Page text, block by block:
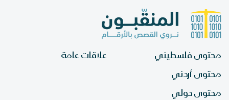
محتوى فلسطيني
محتوى أردني
محتوى دولي
علاقات عامة